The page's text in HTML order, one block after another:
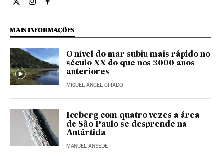
Ciencia El País Brasil en Twitter
Ciencia El País Brasil en Instagram
Ciencia El País Brasil en Facebook
MAIS INFORMAÇÕES
O nível do mar subiu mais rápido no
século XX do que nos 3000 anos
anteriores
MIGUEL ÁNGEL CRIADO
Iceberg com quatro vezes a área
de São Paulo se desprende na
Antártida
MANUEL ANSEDE